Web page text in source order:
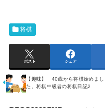
将棋
ポスト シェア
【趣味】 40歳から将棋始めまし
た。将棋中級者の将棋日記2